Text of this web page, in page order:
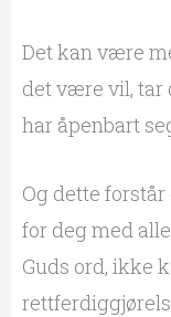
Det kan være
det være vil, tar
har åpenbart
Og dette
for deg med
Guds ord, ikke